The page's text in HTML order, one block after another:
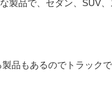
製品で、セダン、SUV
品もあるのでトラック